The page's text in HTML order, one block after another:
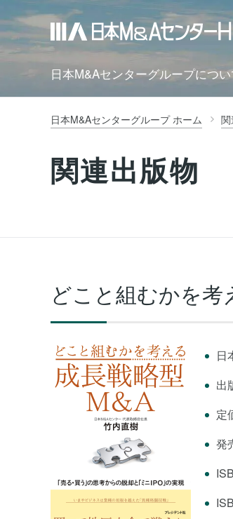
日本M&Aセンターグループにつ
日本M&Aセンターグループ ホーム
関連出版物
どこと組むかを考
日
出
定
発